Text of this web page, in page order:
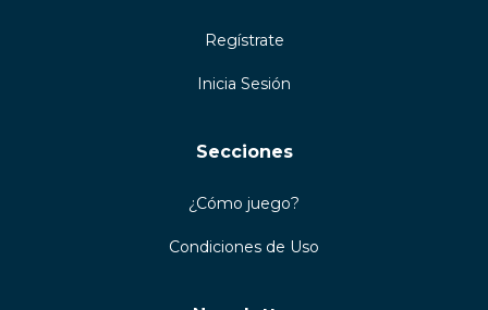
Regístrate
Inicia Sesión
Secciones
¿Cómo juego?
Condiciones de Uso